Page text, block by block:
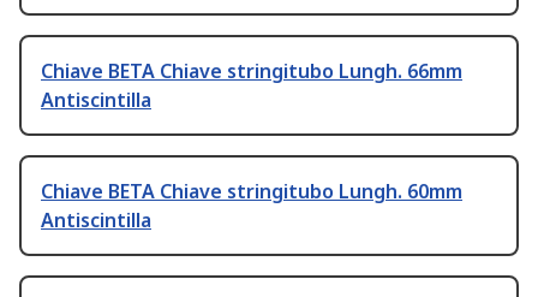
Chiave BETA Chiave stringitubo Lungh. 66mm
Antiscintilla
Chiave BETA Chiave stringitubo Lungh. 60mm
Antiscintilla